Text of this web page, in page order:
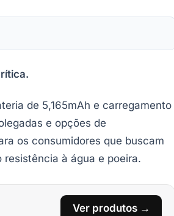
de 5,165mAh e carregamento
e opções de
os consumidores que buscam
à água e poeira.
Ver produtos →